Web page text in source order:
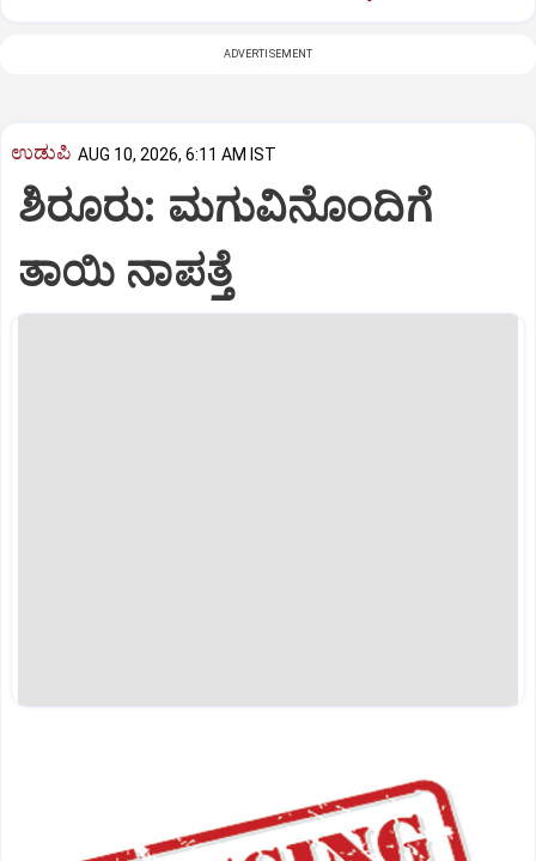
ADVERTISEMENT
ಉಡುಪಿ AUG 10, 2026, 6:11 AM IST
ಶಿರೂರು: ಮಗುವಿನೊಂದಿಗೆ
ತಾಯಿ ನಾಪತ್ತೆ